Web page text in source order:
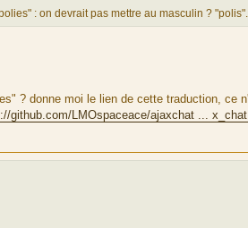
: on devrait pas mettre au masculin ? "polis".
? donne moi le lien de cette traduction, ce
github.com/LMOspaceace/ajaxchat ...